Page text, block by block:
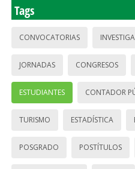
Tags
CONVOCATORIAS
JORNADAS CONGRESOS
ESTUDIANTES CONTADOR
TURISMO ESTADÍSTICA
POSGRADO POSTÍTULOS